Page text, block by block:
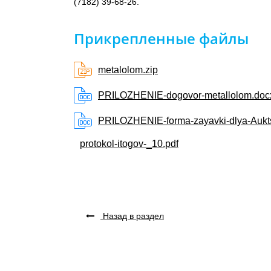
(7182) 39-68-26.
Прикрепленные файлы
metalolom.zip
PRILOZHENIE-dogovor-
PRILOZHENIE-forma-zayavki-dlya-
protokol-itogov-_10.pdf
Назад в раздел